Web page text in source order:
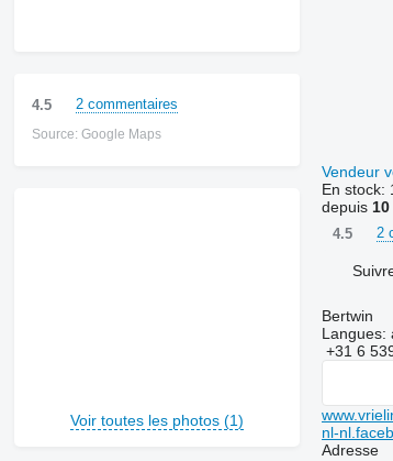
4.5 2 commentaires
Source: Google Maps
Voir toutes les photos (1)
Vendeur
En stock:
depuis 10
4.5 2
Bertwin
Langues:
+31 6
nl-
Adresse